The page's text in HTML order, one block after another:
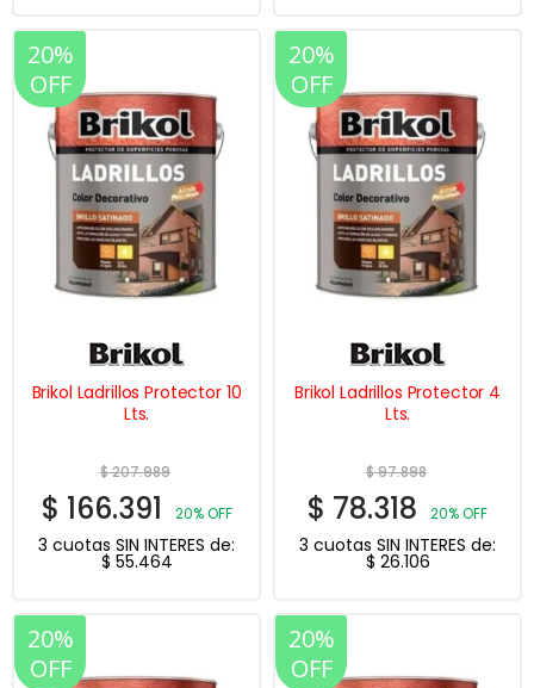
20%
OFF
Brikol Ladrillos Protector 10
Lts.
$207.989
$ 166.391 20% OFF
3 cuotas SIN INTERES de:
$ 55.464
20%
OFF
Brikol Ladrillos Protector 4
Lts.
$97.898
$ 78.318 20% OFF
3 cuotas SIN INTERES de:
$ 26.106
20%
OFF
20%
OFF